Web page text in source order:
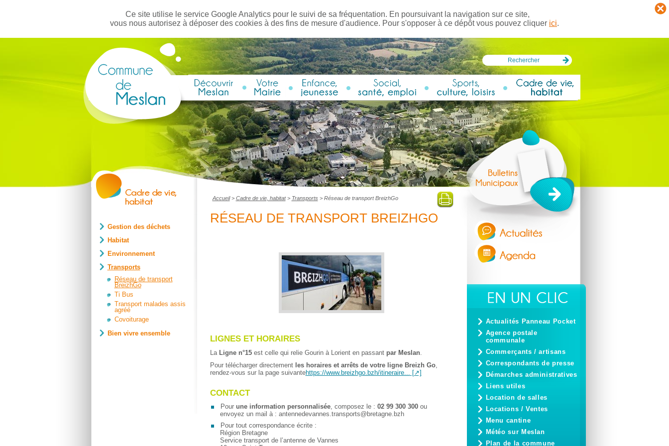
Ce site utilise le service Google Analytics pour le suivi de sa fréquentation. En poursuivant la navigation sur ce site,
vous nous autorisez à déposer des cookies à des fins de mesure d'audience. Pour s'opposer à ce dépôt vous pouvez cliquer ici.
Gestion des déchets
Habitat
Environnement
Transports
Réseau de transport
BreizhGo
Ti Bus
Transport malades assis
agréé
Covoiturage
Bien vivre ensemble
Accueil> Cadre de vie, habitat> Transports> Réseau de transport BreizhGo
RÉSEAU DE TRANSPORT BREIZHGO
LIGNES ET HORAIRES
La Ligne n°15est celle qui relie Gourin à Lorient en passant par Meslan.
Pour télécharger directement les horaires et arrêts de votre ligne Breizh Go,
rendez-vous sur la page suivantehttps://www.breizhgo.bzh/itineraire...
CONTACT
Pour une information personnalisée, composez le : 02 99 300 300ou
envoyez un mail à : antennedevannes.transports@ bretagne.bzh
Pour tout correspondance écrite :
Région Bretagne
Service transport de l’antenne de Vannes
Actualités Panneau Pocket
Agence postale
communale
Commerçants / artisans
Correspondants de presse
Démarches administratives
Liens utiles
Location de salles
Locations / Ventes
Menu cantine
Météo sur Meslan
Plan de la commune